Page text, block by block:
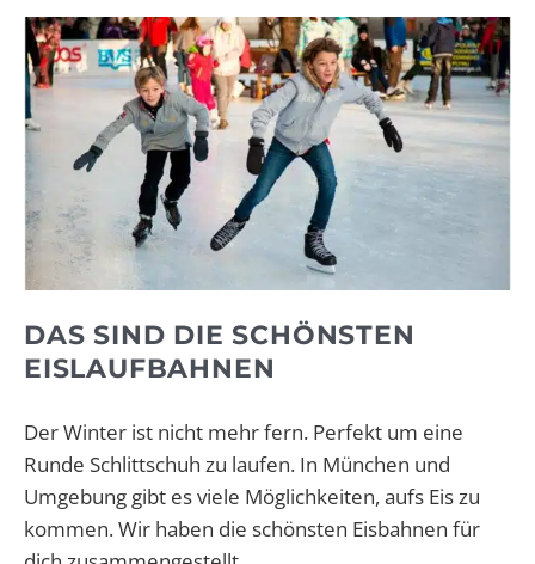
DAS SIND DIE SCHÖNSTEN
EISLAUFBAHNEN
Der Winter ist nicht mehr fern. Perfekt um eine
Runde Schlittschuh zu laufen. In München und
Umgebung gibt es viele Möglichkeiten, aufs Eis zu
kommen. Wir haben die schönsten Eisbahnen für